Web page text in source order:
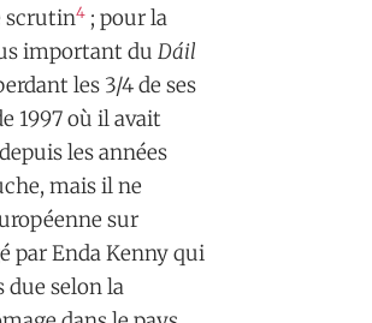
scrutin4 ; pour la
important du Dáil
les 3/4 de ses
1997 où il avait
les années
mais il ne
sur
par Enda Kenny qui
due selon la